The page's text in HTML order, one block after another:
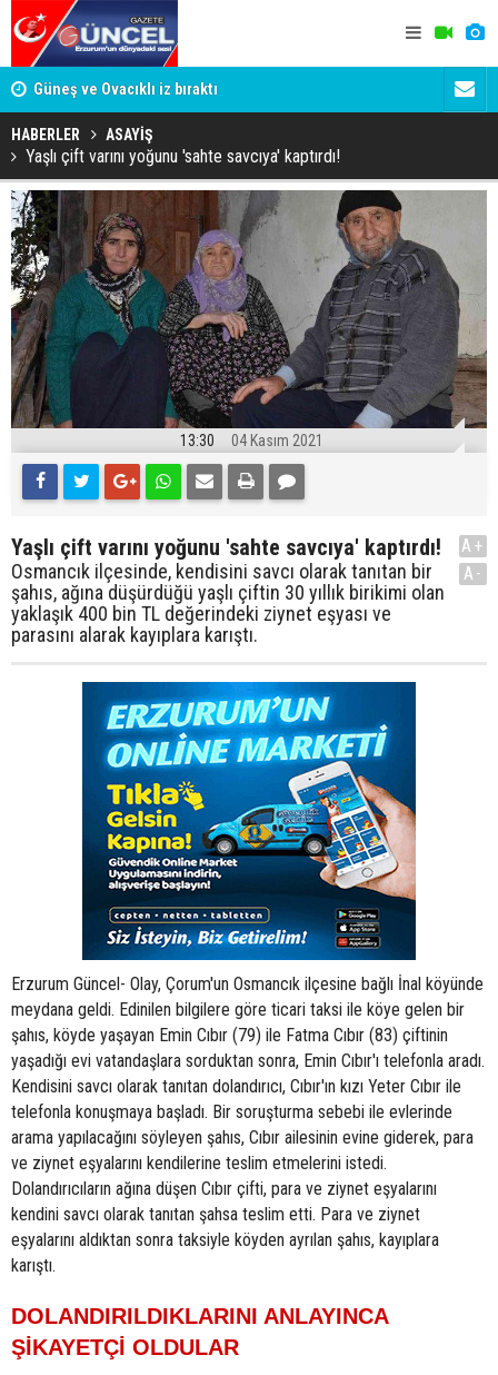
Güneş ve Ovacıklı iz bıraktı BEYAZLI
HABERLER ASAYİŞ
Yaşlı çift varını yoğunu 'sahte savcıya' kaptırdı!
13:30 04 Kasım 2021
Yaşlı çift varını yoğunu 'sahte savcıya' kaptırdı!
Osmancık ilçesinde, kendisini savcı olarak tanıtan bir
şahıs, ağına düşürdüğü yaşlı çiftin 30 yıllık birikimi olan
yaklaşık 400 bin TL değerindeki ziynet eşyası ve
parasını alarak kayıplara karıştı.
A+
A-
Erzurum Güncel- Olay, Çorum'un Osmancık ilçesine bağlı İnal köyünde
meydana geldi. Edinilen bilgilere göre ticari taksi ile köye gelen bir
şahıs, köyde yaşayan Emin Cıbır (79) ile Fatma Cıbır (83) çiftinin
yaşadığı evi vatandaşlara sorduktan sonra, Emin Cıbır'ı telefonla aradı.
Kendisini savcı olarak tanıtan dolandırıcı, Cıbır'ın kızı Yeter Cıbır ile
telefonla konuşmaya başladı. Bir soruşturma sebebi ile evlerinde
arama yapılacağını söyleyen şahıs, Cıbır ailesinin evine giderek, para
ve ziynet eşyalarını kendilerine teslim etmelerini istedi.
Dolandırıcıların ağına düşen Cıbır çifti, para ve ziynet eşyalarını
kendini savcı olarak tanıtan şahsa teslim etti. Para ve ziynet
eşyalarını aldıktan sonra taksiyle köyden ayrılan şahıs, kayıplara
karıştı.
DOLANDIRILDIKLARINI ANLAYINCA
ŞİKAYETÇİ OLDULAR